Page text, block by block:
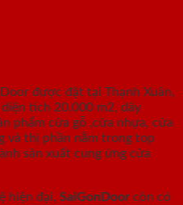
được đặt tại Thạnh Xuân,
tích 20.000 m2, dây
phẩm cửa gỗ ,cửa nhựa, cửa
và thị phần nằm trong top
sản xuất cung ứng cửa
hiện đại, SaiGonDoor còn có